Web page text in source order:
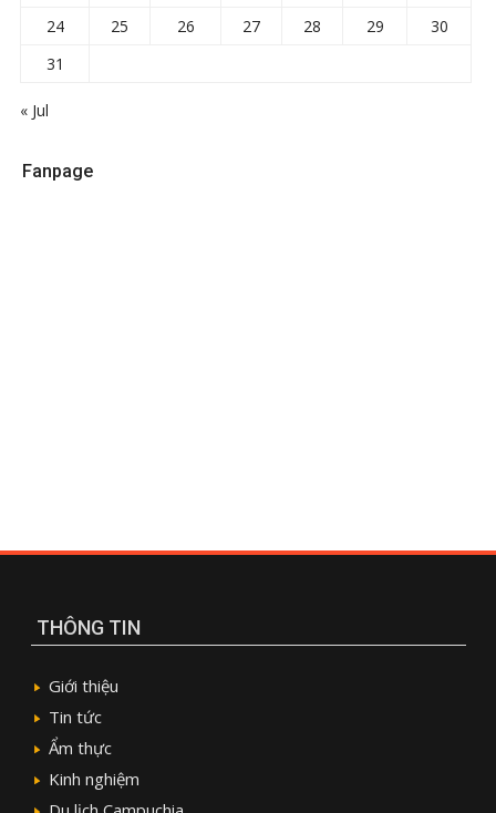
24
25 26 27 28 29
30
31
« Jul
Fanpage
THÔNG TIN
Giới thiệu
Tin tức
Ẩm thực
Kinh nghiệm